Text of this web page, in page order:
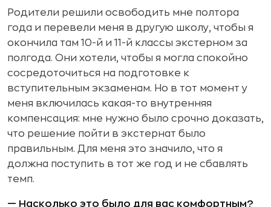
Родители решили освободить мне полтора
года и перевели меня в другую школу, чтобы я
окончила там 10-й и 11-й классы экстерном за
полгода. Они хотели, чтобы я могла спокойно
сосредоточиться на подготовке к
вступительным экзаменам. Но в тот момент у
меня включилась какая-то внутренняя
компенсация: мне нужно было срочно доказать,
что решение пойти в экстернат было
правильным. Для меня это значило, что я
должна поступить в тот же год и не сбавлять
темп.
— Насколько это было для вас комфортным?